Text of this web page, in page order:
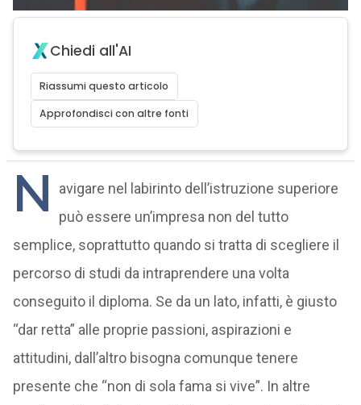
Chiedi all'AI
Riassumi questo articolo
Approfondisci con altre fonti
N
avigare nel labirinto dell’istruzione superiore
può essere un’impresa non del tutto
semplice, soprattutto quando si tratta di scegliere il
percorso di studi da intraprendere una volta
conseguito il diploma. Se da un lato, infatti, è giusto
“dar retta” alle proprie passioni, aspirazioni e
attitudini, dall’altro bisogna comunque tenere
presente che “non di sola fama si vive”. In altre